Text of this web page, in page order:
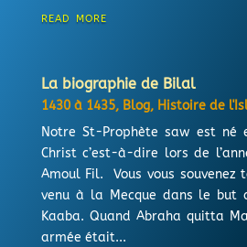
read more
La biographie de Bilal
1430 à 1435, Blog, Histoire de
Notre St-Prophète saw est né
Christ c’est-à-dire lors de
Amoul Fil. Vous vous souvenez
venu à la Mecque dans le but
Kaaba. Quand Abraha quitta
armée était...